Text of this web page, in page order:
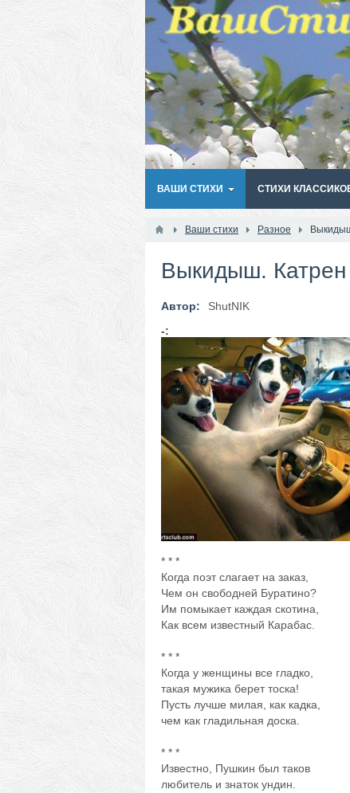
ВАШИ СТИХИ СТИХИ
Ваши стихи Разное
Выкидыш. Катрен
Автор:
ShutNIK
-:
* * *
Когда поэт слагает на заказ,
Чем он свободней Буратино?
Им помыкает каждая скотина,
Как всем известный Карабас.
* * *
Когда у женщины все гладко,
такая мужика берет тоска!
Пусть лучше милая, как кадка,
чем как гладильная доска.
* * *
Известно, Пушкин был таков
любитель и знаток ундин.